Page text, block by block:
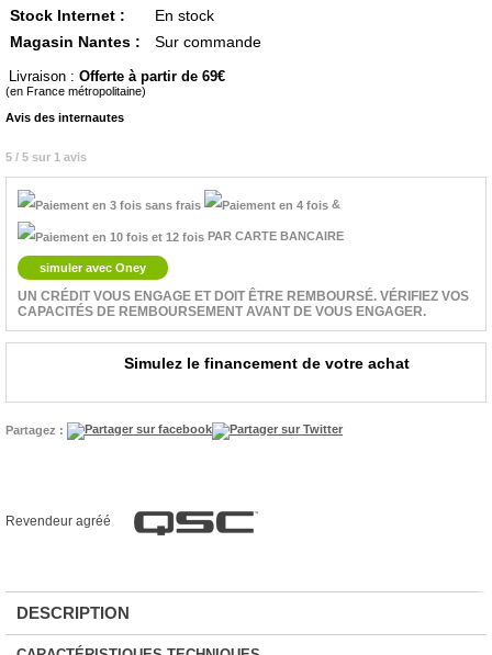
Stock Internet :
En stock
Magasin Nantes :
Sur commande
Livraison : Offerte à partir de 69
(en France métropolitaine)
Avis des internautes
5 / 5 sur 1 avis
&
PAR CARTE BANCAIRE
simuler avec Oney
UN CRÉDIT VOUS ENGAGE ET DOIT ÊTRE REMBOURSÉ. VÉRIFIEZ VOS
CAPACITÉS DE REMBOURSEMENT AVANT DE VOUS ENGAGER.
Simulez le financement de votre achat
Partagez :
Revendeur agréé
DESCRIPTION